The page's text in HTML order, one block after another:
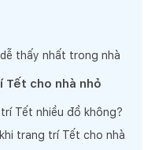
thấy nhất trong nhà
cho nhà nhỏ
Tết nhiều đồ không?
trang trí Tết cho nhà